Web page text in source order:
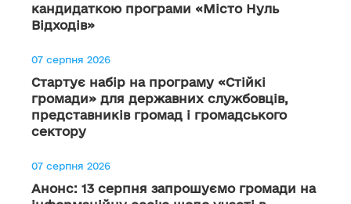
кандидаткою програми «Місто Нуль
Відходів»
07 серпня 2026
Стартує набір на програму «Стійкі
громади» для державних службовців,
представників громад і громадського
сектору
07 серпня 2026
Анонс: 13 серпня запрошуємо громади на